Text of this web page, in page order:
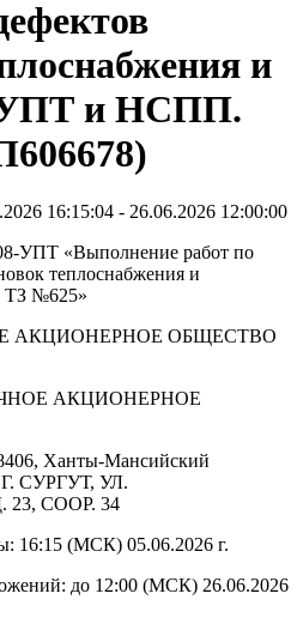
и
УПТ и НСПП.
16:15:04 - 26.06.2026 12:00:00
УПТ «Выполнение работ по
теплоснабжения и
№625»
АКЦИОНЕРНОЕ ОБЩЕСТВО
АКЦИОНЕРНОЕ
Ханты-Мансийский
Г. СУРГУТ, УЛ.
СООР. 34
16:15 (МСК) 05.06.2026 г.
до 12:00 (МСК) 26.06.2026